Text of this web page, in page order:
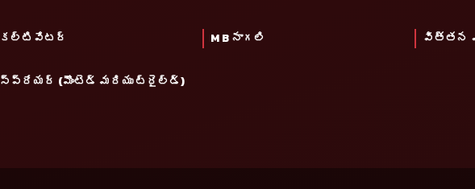
కల్టివేటర్ M B నాగలి విత్తన
స్ప్రేయర్ (మౌంటెడ్ మరియు ట్రైల్డ్)